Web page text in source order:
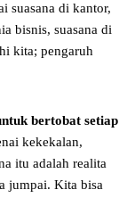
suasana di kantor,
bisnis, suasana di
kita; pengaruh
bertobat setiap
kekekalan,
itu adalah realita
jumpai. Kita bisa